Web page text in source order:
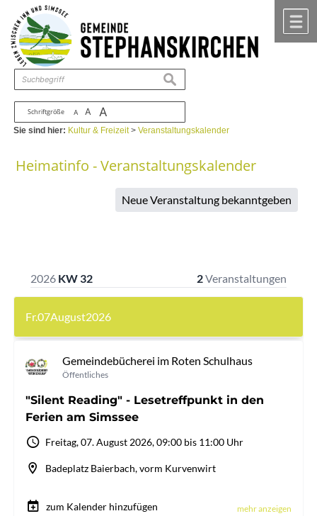
Zum Inhalt ,zur Navigation
Schriftgröße A A A
suchen
Sie sind hier: Kultur & Freizeit>Veranstaltungskalender
Heimatinfo - Veranstaltungskalender